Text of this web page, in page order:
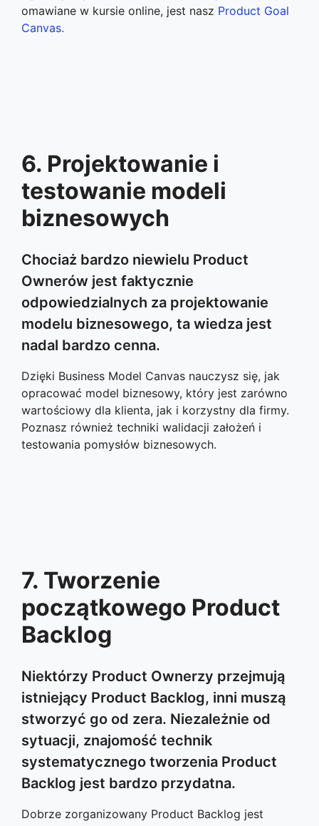
omawiane w kursie online, jest nasz Product Goal
Canvas.
6. Projektowanie i
testowanie modeli
biznesowych
Chociaż bardzo niewielu Product
Ownerów jest faktycznie
odpowiedzialnych za projektowanie
modelu biznesowego, ta wiedza jest
nadal bardzo cenna.
Dzięki Business Model Canvas nauczysz się, jak
opracować model biznesowy, który jest zarówno
wartościowy dla klienta, jak i korzystny dla firmy.
Poznasz również techniki walidacji założeń i
testowania pomysłów biznesowych.
7. Tworzenie
początkowego Product
Backlog
Niektórzy Product Ownerzy przejmują
istniejący Product Backlog, inni muszą
stworzyć go od zera. Niezależnie od
sytuacji, znajomość technik
systematycznego tworzenia Product
Backlog jest bardzo przydatna.
Dobrze zorganizowany Product Backlog jest